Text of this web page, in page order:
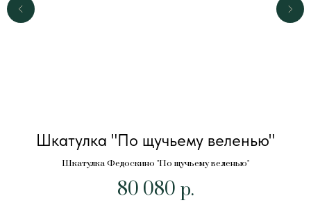
Шкатулка "По щучьему веленью"
Шкатулка Федоскино "По щучьему веленью"
80 080 р.